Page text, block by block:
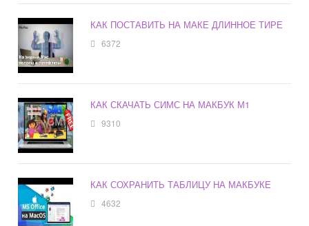
КАК ПОСТАВИТЬ НА МАКЕ ДЛИННОЕ ТИРЕ
6372
КАК СКАЧАТЬ СИМС НА МАКБУК М1
9310
КАК СОХРАНИТЬ ТАБЛИЦУ НА МАКБУКЕ
4632